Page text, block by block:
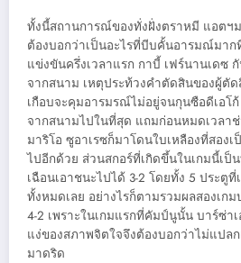
ทั้งนี้สถานการณ์ของทั่งฝั่งตราหมี แอตฯ
ต้องบอกว่าเป็นอะไรที่บีบคั้นอารมณ์มาก
แข่งขันครึ่งเวลาแรก กาบี้ เฟร์นานเดซ
จากสนาม เหตุประท้วงคำตัดสินของผู้ตัด
เกือบจะคุมอารมรณ์ไม่อยู่จนกุนซือดีเอโ
จากสนามไปในที่สุด แถมก่อนหมดเวลา
มาริโอ ซูอาเรซก็มาโดนใบเหลืองที่สอง
ไปอีกด้วย ส่วนสกอร์ที่เกิดขึ้นในเกมนี้เป็
เฉือนเอาชนะไปได้ 3-2 โดยทั้ง 5 ประตูที่
ทั้งหมดเลย อย่างไรก็ตามรวมผลสองเก
4-2 เพราะในเกมแรกที่คัมป์นูนั้น บาร์ซ่า
แง่ของสภาพจิตใจจึงต้องบอกว่าไม่แปล
มาดริด